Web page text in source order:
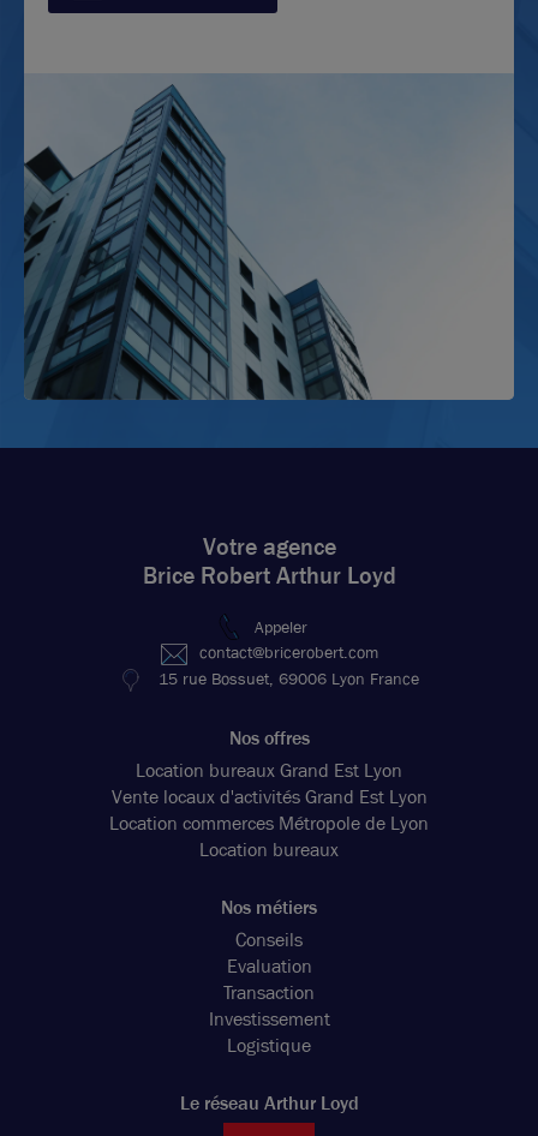
Votre agence
Brice Robert Arthur Loyd
Appeler
contact@bricerobert.com
15 rue Bossuet, 69006 Lyon France
Nos offres
Location bureaux Grand Est Lyon
Vente locaux d'activités Grand Est Lyon
Location commerces Métropole de Lyon
Location bureaux
Nos métiers
Conseils
Evaluation
Transaction
Investissement
Logistique
Le réseau Arthur Loyd